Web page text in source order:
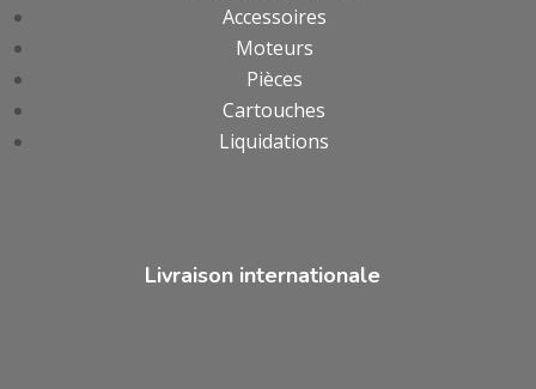
Accessoires
Moteurs
Pièces
Cartouches
Liquidations
Livraison internationale